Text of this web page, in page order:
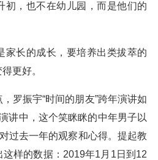
初，也不在幼儿园，而是他们的
长的成长，要培养出类拔萃的
更好。
振宇“时间的朋友”跨年演讲如
讲中，这个笑眯眯的中年男子以
过去一年的观察和心得。提起教
样的数据：2019年1月1日到12